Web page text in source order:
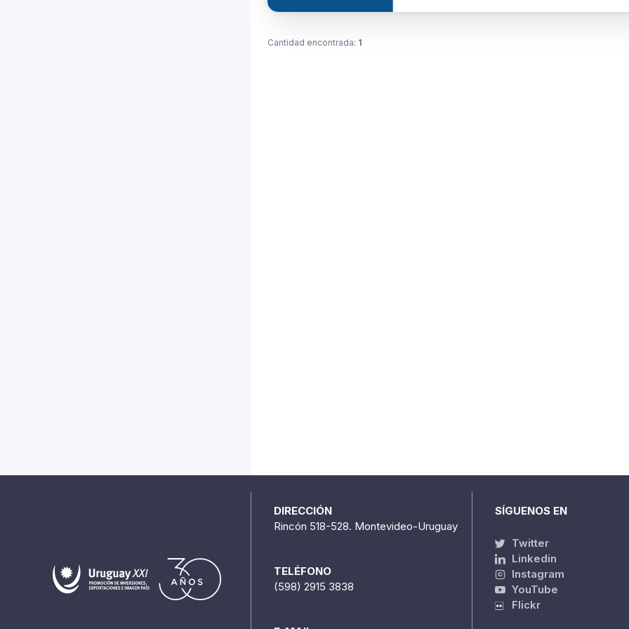
Cantidad encontrada: 1
DIRECCIÓN
Rincón 518-528. Montevideo-Uruguay
TELÉFONO
(598) 2915 3838
SÍGUENOS EN
Twitter
Linkedin
Instagram
YouTube
Flickr